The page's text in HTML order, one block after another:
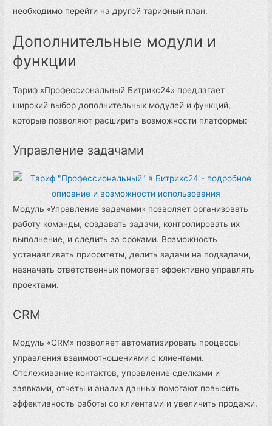
необходимо перейти на другой тарифный план.
Дополнительные модули и
функции
Тариф «Профессиональный Битрикс24» предлагает
широкий выбор дополнительных модулей и функций,
которые позволяют расширить возможности платформы:
Управление задачами
Модуль «Управление задачами» позволяет организовать
работу команды, создавать задачи, контролировать их
выполнение, и следить за сроками. Возможность
устанавливать приоритеты, делить задачи на подзадачи,
назначать ответственных помогает эффективно управлять
проектами.
CRM
Модуль «CRM» позволяет автоматизировать процессы
управления взаимоотношениями с клиентами.
Отслеживание контактов, управление сделками и
заявками, отчеты и анализ данных помогают повысить
эффективность работы со клиентами и увеличить продажи.